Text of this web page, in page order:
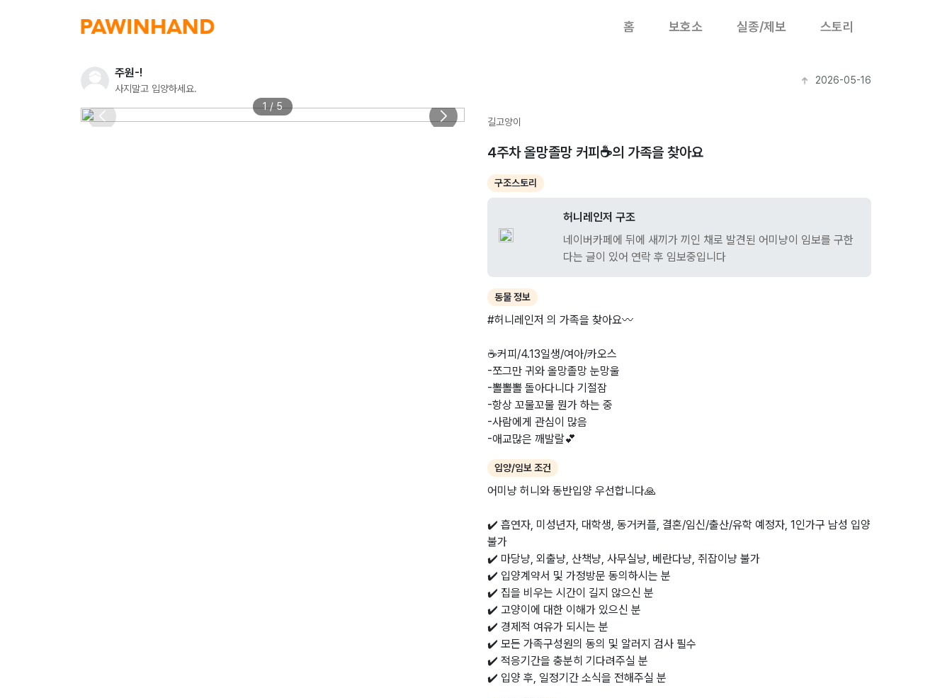
홈 보호소 실종/제보 스토리
주원-!
사지말고 입양하세요.
2026-05-16
1 / 5
길고양이
4주차 올망졸망 커피☕️의 가족을 찾아요
구조스토리
허니레인저 구조
네이버카페에 뒤에 새끼가 끼인 채로 발견된 어미냥이 임보를 구한
다는 글이 있어 연락 후 임보중입니다
동물 정보
#허니레인저 의 가족을 찾아요〰️
☕️커피/4.13일생/여아/카오스
-쪼그만 귀와 올망졸망 눈망울
-뽈뽈뽈 돌아다니다 기절잠
-항상 꼬물꼬물 뭔가 하는 중
-사람에게 관심이 많음
-애교많은 깨발랄💕
입양/임보 조건
어미냥 허니와 동반입양 우선합니다🙏
✔️ 흡연자, 미성년자, 대학생, 동거커플, 결혼/임신/출산/유학 예정자, 1인가구 남성 입양
불가
✔️ 마당냥, 외출냥, 산책냥, 사무실냥, 베란다냥, 쥐잡이냥 불가
✔️ 입양계약서 및 가정방문 동의하시는 분
✔️ 집을 비우는 시간이 길지 않으신 분
✔️ 고양이에 대한 이해가 있으신 분
✔️ 경제적 여유가 되시는 분
✔️ 모든 가족구성원의 동의 및 알러지 검사 필수
✔️ 적응기간을 충분히 기다려주실 분
✔️ 입양 후, 일정기간 소식을 전해주실 분